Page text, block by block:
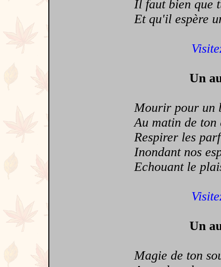
Il faut bien que
Et qu'il espère
Un
Mourir pour un
Au matin de ton
Respirer les
Inondant nos
Echouant le
Un
Magie de ton